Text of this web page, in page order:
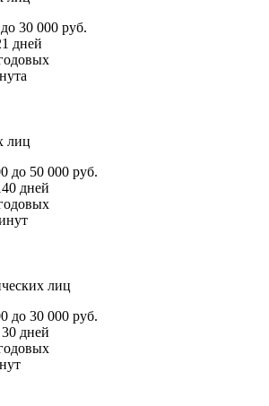
30 000 руб.
дней
лиц
до 50 000 руб.
дней
лиц
до 30 000 руб.
дней